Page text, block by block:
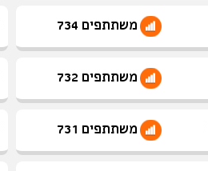
משתתפים 734
משתתפים 732
משתתפים 731